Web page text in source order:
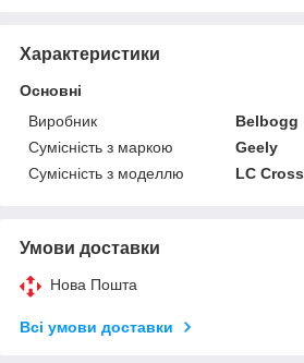
Характеристики
Основні
Виробник
Belbogg
Сумісність з маркою
Geely
Сумісність з моделлю
LC Cross
Умови доставки
Нова Пошта
Всі умови доставки